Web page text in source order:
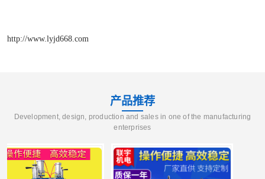
http://www.lyjd668.com
产品推荐
Development, design, production and sales in one of the manufacturing
enterprises